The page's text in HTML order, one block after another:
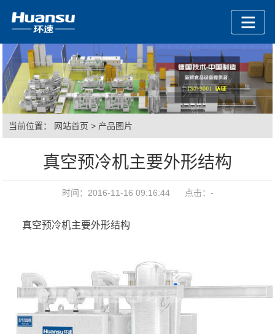
当前位置： 网站首页 > 产品图片
真空预冷机主要外形结构
时间：2016-11-16 09:16:44 点击： -
真空预冷机主要外形结构